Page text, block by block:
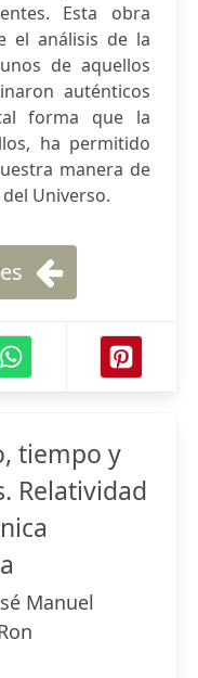
Esta obra
el análisis de la
de aquellos
auténticos
forma que la
ha permitido
manera de
Universo.
tiempo y
Relatividad
Manuel